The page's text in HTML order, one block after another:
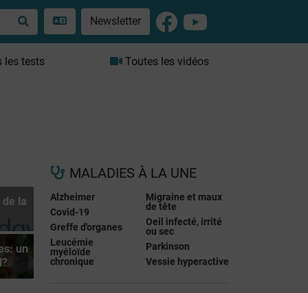
Newsletter
les tests Toutes les vidéos
la
un
MALADIES À LA UNE
Alzheimer
Covid-19
Greffe d'organes
Leucémie
myéloïde
chronique
Migraine et maux
de tête
Oeil infecté, irrité
ou sec
Parkinson
Vessie hyperactive